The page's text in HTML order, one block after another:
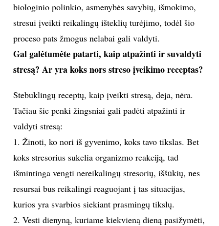
biologinio polinkio, asmenybės savybių, išmokimo,
stresui įveikti reikalingų išteklių turėjimo, todėl šio
proceso pats žmogus nelabai gali valdyti.
Gal galėtumėte patarti, kaip atpažinti ir suvaldyti
stresą? Ar yra koks nors streso įveikimo receptas?
Stebuklingų receptų, kaip įveikti stresą, deja, nėra.
Tačiau šie penki žingsniai gali padėti atpažinti ir
valdyti stresą:
1. Žinoti, ko nori iš gyvenimo, koks tavo tikslas. Bet
koks stresorius sukelia organizmo reakciją, tad
išmintinga vengti nereikalingų stresorių, iššūkių, nes
resursai bus reikalingi reaguojant į tas situacijas,
kurios yra svarbios siekiant prasmingų tikslų.
2. Vesti dienyną, kuriame kiekvieną dieną pasižymėti,